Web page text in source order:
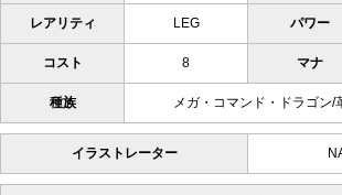
レアリティ LEG パワー
コスト 8 マナ
種族 メガ・コマンド・ドラゴン/
イラストレーター